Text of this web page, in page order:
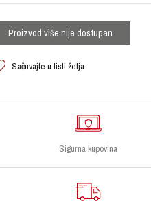
Proizvod više nije dostupan
Sačuvajte u listi želja
Sigurna kupovina